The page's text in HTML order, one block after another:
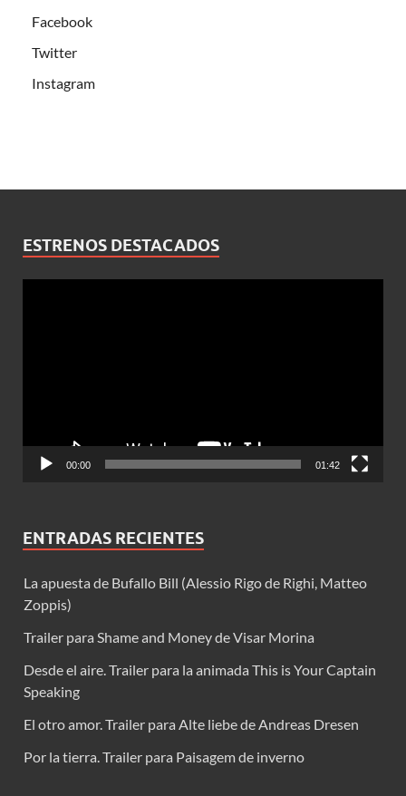
Facebook
Twitter
Instagram
ESTRENOS DESTACADOS
00:00 01:42
ENTRADAS RECIENTES
La apuesta de Bufallo Bill (Alessio Rigo de Righi, Matteo
Zoppis)
Trailer para Shame and Money de Visar Morina
Desde el aire. Trailer para la animada This is Your Captain
Speaking
El otro amor. Trailer para Alte liebe de Andreas Dresen
Por la tierra. Trailer para Paisagem de inverno